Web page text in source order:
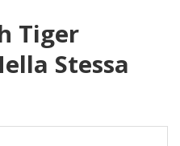
Tiger
Stessa